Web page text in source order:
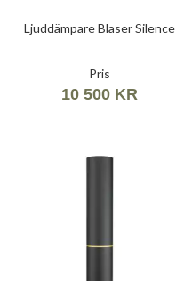
Ljuddämpare Blaser Silence
Pris
10 500 KR